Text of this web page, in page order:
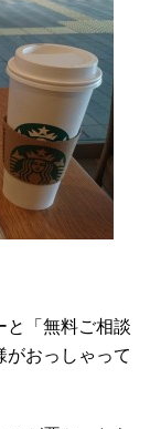
と「無料ご相談
がおっしゃって